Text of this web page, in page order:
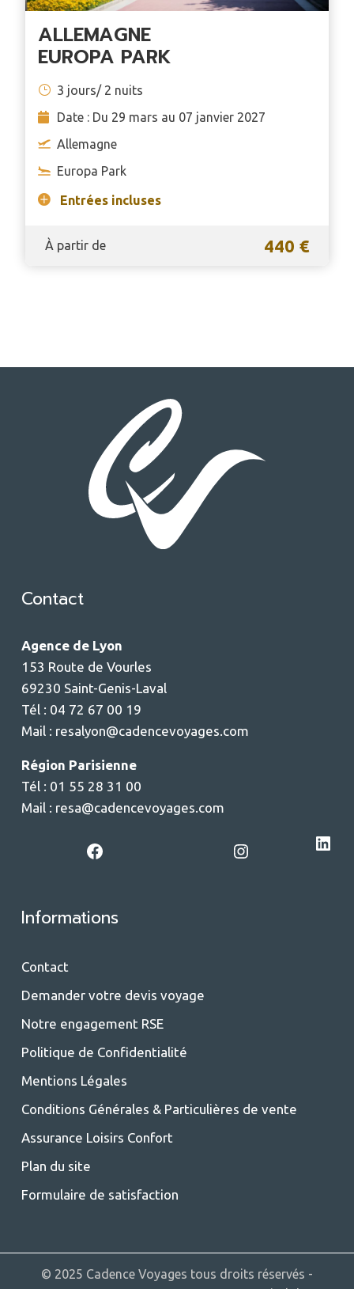
ALLEMAGNE
EUROPA PARK
3 jours/ 2 nuits
Date : Du 29 mars au 07 janvier 2027
Allemagne
Europa Park
Entrées incluses
À partir de 440 €
Contact
Agence de Lyon
153 Route de Vourles
69230 Saint-Genis-Laval
Tél : 04 72 67 00 19
Mail : resalyon@cadencevoyages.com
Région Parisienne
Tél : 01 55 28 31 00
Mail : resa@cadencevoyages.com
Facebook Instagram LinkedIn
Informations
Contact
Demander votre devis voyage
Notre engagement RSE
Politique de Confidentialité
Mentions Légales
Conditions Générales & Particulières de vente
Assurance Loisirs Confort
Plan du site
Formulaire de satisfaction
© 2025 Cadence Voyages tous droits réservés -